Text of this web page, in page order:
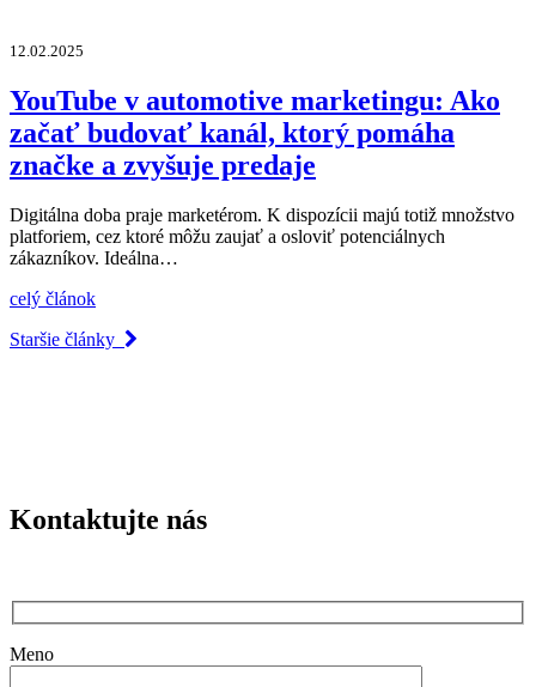
12.02.2025
YouTube v automotive marketingu: Ako
začať budovať kanál, ktorý pomáha
značke a zvyšuje predaje
Digitálna doba praje marketérom. K dispozícii majú totiž množstvo
platforiem, cez ktoré môžu zaujať a osloviť potenciálnych
zákazníkov. Ideálna…
celý článok
Staršie články
Kontaktujte nás
Meno